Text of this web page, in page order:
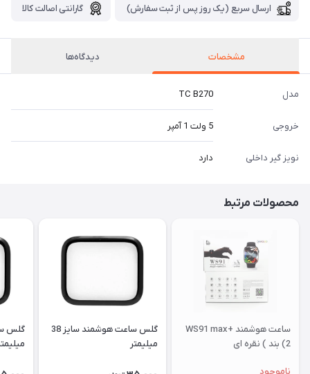
ارسال سریع (یک روز پس از ثبت سفارش) گارانتی اصالت کالا
مشخصات دیدگاه‌ها
مدل TC B270
خروجی 5 ولت 1 آمپر
نویز گیر داخلی دارد
محصولات مرتبط
ساعت هوشمند WS91 max+
(2 بند ) نقره ای
ناموجود
گلس ساعت هوشمند سایز 38
میلیمتر